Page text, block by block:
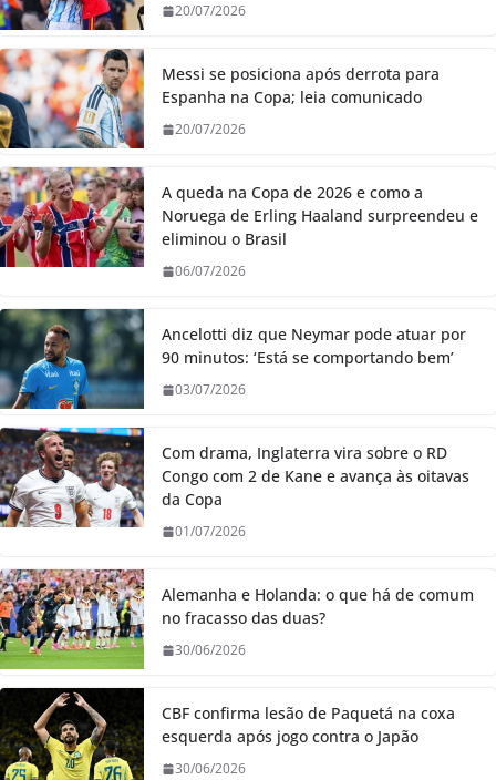
20/07/2026
Messi se posiciona após derrota para
Espanha na Copa; leia comunicado
20/07/2026
A queda na Copa de 2026 e como a
Noruega de Erling Haaland surpreendeu e
eliminou o Brasil
06/07/2026
Ancelotti diz que Neymar pode atuar por
90 minutos: ‘Está se comportando bem’
03/07/2026
Com drama, Inglaterra vira sobre o RD
Congo com 2 de Kane e avança às oitavas
da Copa
01/07/2026
Alemanha e Holanda: o que há de comum
no fracasso das duas?
30/06/2026
CBF confirma lesão de Paquetá na coxa
esquerda após jogo contra o Japão
30/06/2026